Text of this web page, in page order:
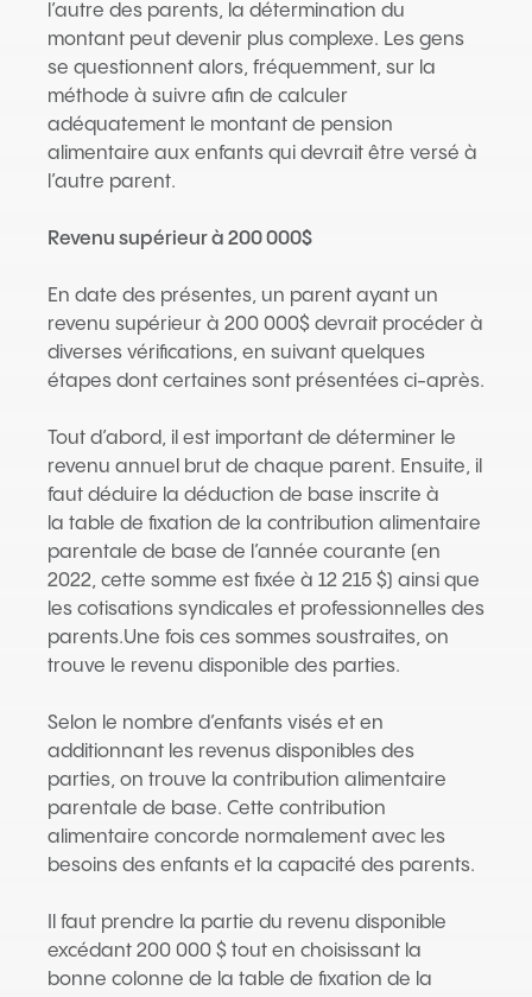
l’autre des parents, la détermination du
montant peut devenir plus complexe. Les gens
se questionnent alors, fréquemment, sur la
méthode à suivre afin de calculer
adéquatement le montant de pension
alimentaire aux enfants qui devrait être versé à
l’autre parent.
Revenu supérieur à 200 000$
En date des présentes, un parent ayant un
revenu supérieur à 200 000$ devrait procéder à
diverses vérifications, en suivant quelques
étapes dont certaines sont présentées ci-après.
Tout d’abord, il est important de déterminer le
revenu annuel brut de chaque parent. Ensuite, il
faut déduire la déduction de base inscrite à
la table de fixation de la contribution alimentaire
parentale de base de l’année courante (en
2022, cette somme est fixée à 12 215 $) ainsi que
les cotisations syndicales et professionnelles des
parents.Une fois ces sommes soustraites, on
trouve le revenu disponible des parties.
Selon le nombre d’enfants visés et en
additionnant les revenus disponibles des
parties, on trouve la contribution alimentaire
parentale de base. Cette contribution
alimentaire concorde normalement avec les
besoins des enfants et la capacité des parents.
Il faut prendre la partie du revenu disponible
excédant 200 000 $ tout en choisissant la
bonne colonne de la table de fixation de la